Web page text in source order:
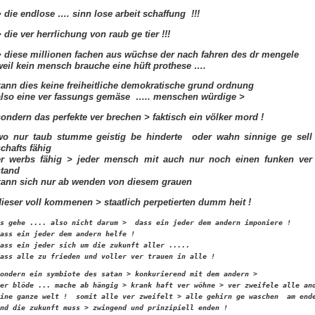
die endlose …. sinn lose arbeit schaffung !!!
die ver herrlichung von raub ge tier !!!
diese millionen fachen aus wüchse der nach fahren des dr mengele
kein mensch brauche eine hüft prothese ….
dies keine freiheitliche demokratische grund ordnung
eine ver fassungs gemäse ….. menschen würdige >
das perfekte ver brechen > faktisch ein völker mord !
nur taub stumme geistig be hinderte oder wahn sinnige ge sell
fähig
werbs fähig > jeder mensch mit auch nur noch einen funken ver
sich nur ab wenden von diesem grauen
voll kommenen > staatlich perpetierten dumm heit !
gehe .... also nicht darum >  dass ein jeder dem andern imponiere !
ein jeder dem andern helfe !
ein jeder sich um die zukunft aller .....
alle zu frieden und voller ver trauen in alle !
ein symbiote des satan > konkurierend mit dem andern >
blöde ... mache ab hängig > krank haft ver wöhne > ver zweifele alle
ganze welt !  somit alle ver zweifelt > alle gehirn ge waschen  am
die zukunft muss > zwingend und prinzipiell enden !